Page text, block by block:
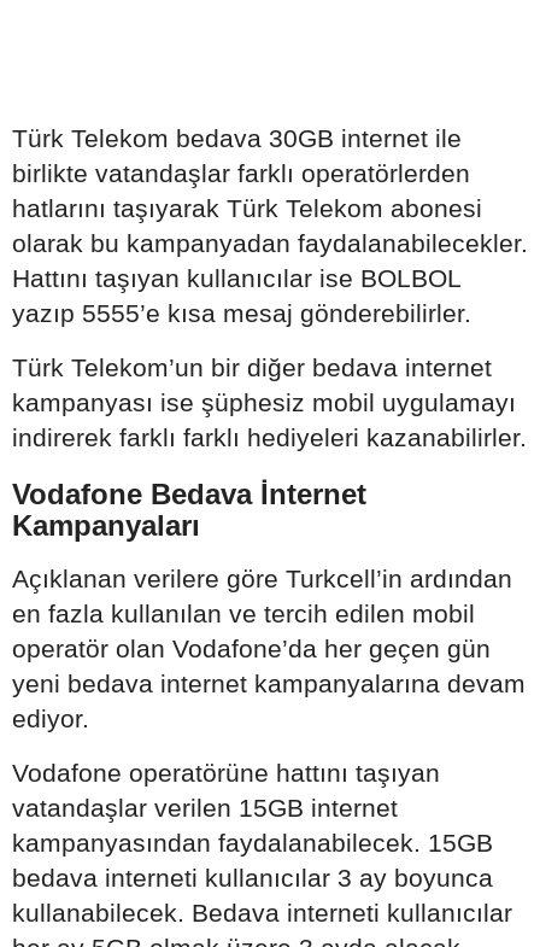
Türk Telekom bedava 30GB internet ile
birlikte vatandaşlar farklı operatörlerden
hatlarını taşıyarak Türk Telekom abonesi
olarak bu kampanyadan faydalanabilecekler.
Hattını taşıyan kullanıcılar ise BOLBOL
yazıp 5555’e kısa mesaj gönderebilirler.
Türk Telekom’un bir diğer bedava internet
kampanyası ise şüphesiz mobil uygulamayı
indirerek farklı farklı hediyeleri kazanabilirler.
Vodafone Bedava İnternet
Kampanyaları
Açıklanan verilere göre Turkcell’in ardından
en fazla kullanılan ve tercih edilen mobil
operatör olan Vodafone’da her geçen gün
yeni bedava internet kampanyalarına devam
ediyor.
Vodafone operatörüne hattını taşıyan
vatandaşlar verilen 15GB internet
kampanyasından faydalanabilecek. 15GB
bedava interneti kullanıcılar 3 ay boyunca
kullanabilecek. Bedava interneti kullanıcılar